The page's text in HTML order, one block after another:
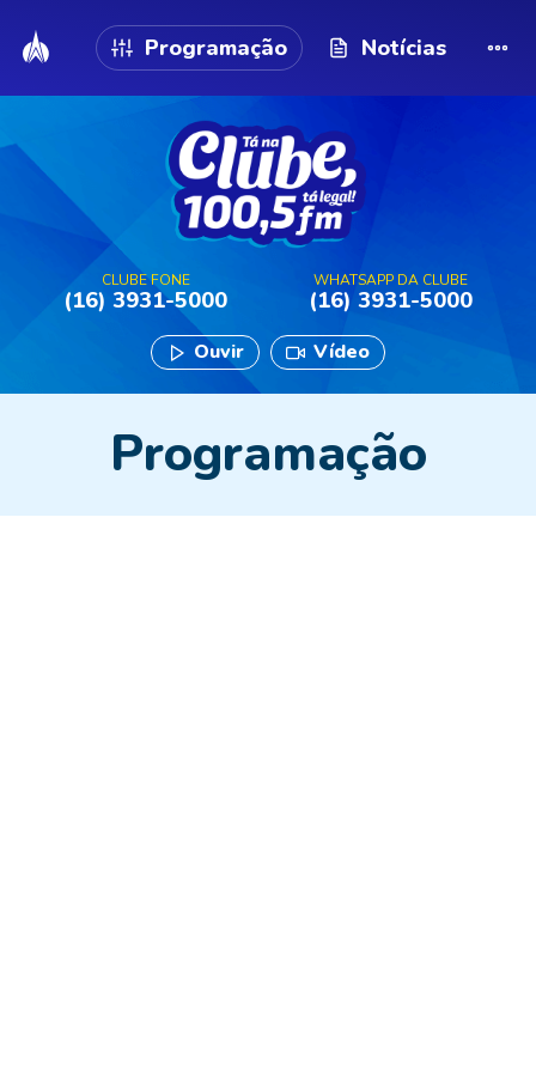
Programação Notícias
CLUBE FONE
(16) 3931-5000
WHATSAPP DA CLUBE
(16) 3931-5000
Ouvir Vídeo
Programação